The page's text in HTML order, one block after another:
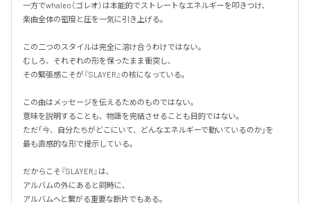
一方でwhaleo（ゴレオ）は本能的でストレートなエネルギーを叩きつけ、
楽曲全体の密度と圧を一気に引き上げる。
この二つのスタイルは完全に溶け合うわけではない。
むしろ、それぞれの形を保ったまま衝突し、
その緊張感こそが『SLAYER』の核になっている。
この曲はメッセージを伝えるためのものではない。
意味を説明することも、物語を完結させることも目的ではない。
ただ「今、自分たちがどこにいて、どんなエネルギーで動いているのか」を
最も直感的な形で提示している。
だからこそ『SLAYER』は、
アルバムの外にあると同時に、
アルバムへと繋がる重要な断片でもある。